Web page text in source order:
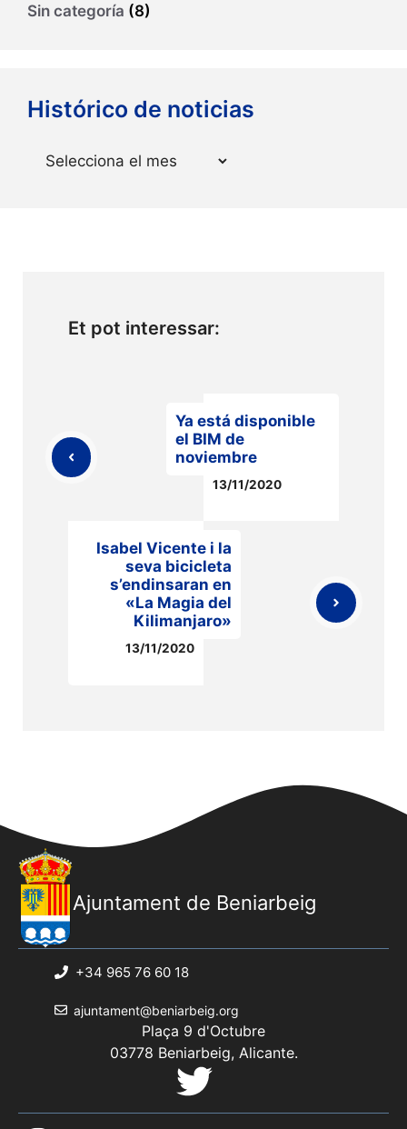
Sin categoría (8)
Histórico de noticias
Arxius
Et pot interessar:
Ya está disponible
el BIM de
noviembre
13/11/2020
Isabel Vicente i la
seva bicicleta
s’endinsaran en
«La Magia del
Kilimanjaro»
13/11/2020
Ajuntament de Beniarbeig
+34 965 76 60 18
ajuntament@beniarbeig.org
Plaça 9 d'Octubre
03778 Beniarbeig, Alicante.